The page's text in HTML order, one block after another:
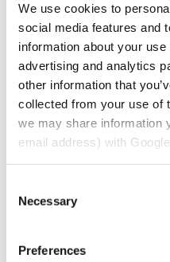
We use cookies to
social media features and
information about your
advertising and analytics
other information that
collected from your use of
we may share information
email address) with
Selection
Necessary
Preferences
Flera varianter